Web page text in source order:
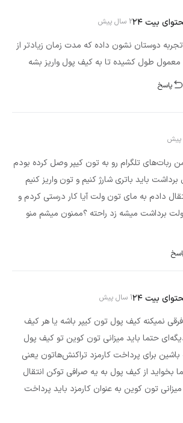
بیت ۲۴ 2 سال پیش
دوستان نشون داده که مدت زمان زیادتر از
طول کشیده تا به کیف پول واریز بشه
پاسخ
ربات‌های تلگرام رو به تون کیپر وصل کرده بودم
باید باتری شارژ کنیم و تون واریز کنیم
دادم به مای تون ولت آیا کار درستی کردم و
ولت برداشت میشه زد راحته ؟ممنون میشم منو
بیت ۲۴ 1 سال پیش
نمیکنه کیف پول تون کیپر باشه یا هر کیف
حتما باید میزانی تون کوین تو کیف پول
باشین برای پرداخت کارمزد تراکنش‌هاتون یعنی
بخواید از کیف پول به یه صرافی توکن انتقال
تون کوین به عنوان کارمزد باید پرداخت